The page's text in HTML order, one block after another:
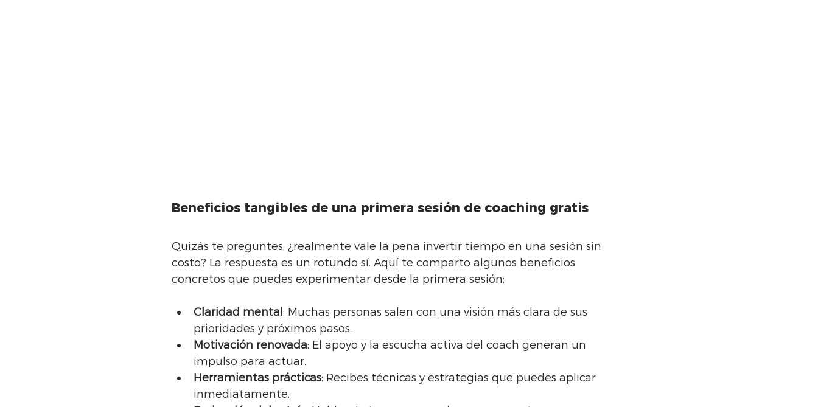
Beneficios tangibles de una primera sesión de coaching gratis
Quizás te preguntes, ¿realmente vale la pena invertir tiempo en una sesión sin
costo? La respuesta es un rotundo sí. Aquí te comparto algunos beneficios
concretos que puedes experimentar desde la primera sesión:
Claridad mental: Muchas personas salen con una visión más clara de sus
prioridades y próximos pasos.
Motivación renovada: El apoyo y la escucha activa del coach generan un
impulso para actuar.
Herramientas prácticas: Recibes técnicas y estrategias que puedes aplicar
inmediatamente.